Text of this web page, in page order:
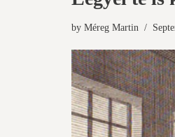
by Méreg Martin